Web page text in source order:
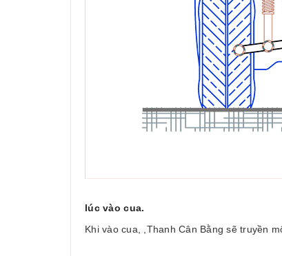
lúc vào cua.
Khi vào cua, ,Thanh Cân Bằng sẽ truyền